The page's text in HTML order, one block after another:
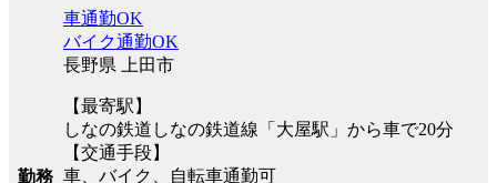
勤務
車通勤OK
バイク通勤OK
長野県 上田市
【最寄駅】
しなの鉄道しなの鉄道線「大屋駅」から車で20分
【交通手段】
車、バイク、自転車通勤可